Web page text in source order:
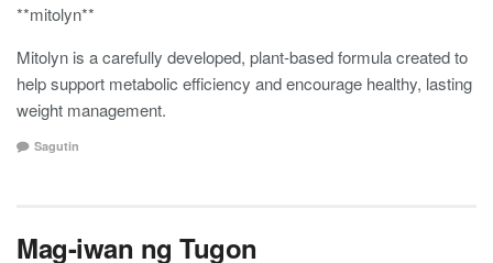
**mitolyn**
Mitolyn is a carefully developed, plant-based formula created to
help support metabolic efficiency and encourage healthy, lasting
weight management.
Sagutin
Mag-iwan ng Tugon